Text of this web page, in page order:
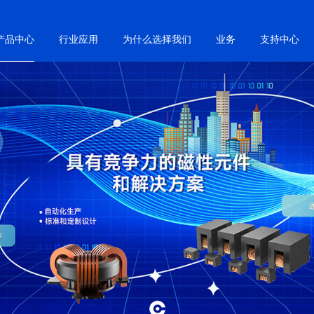
品中心 行业应用 为什么选择我们 业务 支持中心